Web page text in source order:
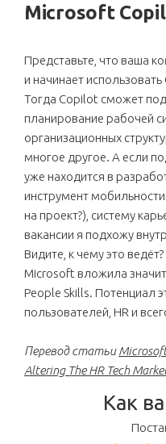
Microsoft
Представьте, что ваша
и начинает
Тогда Copilot сможет
планирование рабочей
организационных
многое другое. А если
уже находится в
инструмент
на проект?), систему
вакансии я подхожу
Видите, к чему это ведёт?
Microsoft вложила
People Skills. Потенциал
пользователей, HR и
Перевод статьи
Altering The HR Tech
Как